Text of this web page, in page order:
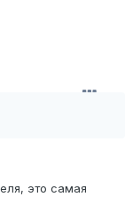
это самая